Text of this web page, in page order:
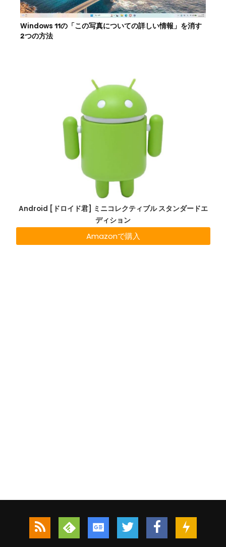
Windows 11の「この写真についての詳しい情報」を消す
2つの方法
Android [ドロイド君] ミニコレクティブル スタンダードエ
ディション
Amazonで購入